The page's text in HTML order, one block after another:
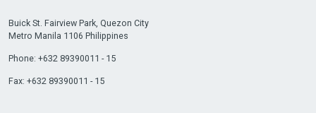
Buick St. Fairview Park, Quezon City
Metro Manila 1106 Philippines
Phone: +632 89390011 - 15
Fax: +632 89390011 - 15